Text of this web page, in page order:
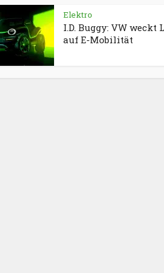
Elektro
I.D. Buggy: VW weckt
auf E-Mobilität